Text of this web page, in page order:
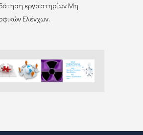
εργαστηρίων Μη
Ελέγχων.